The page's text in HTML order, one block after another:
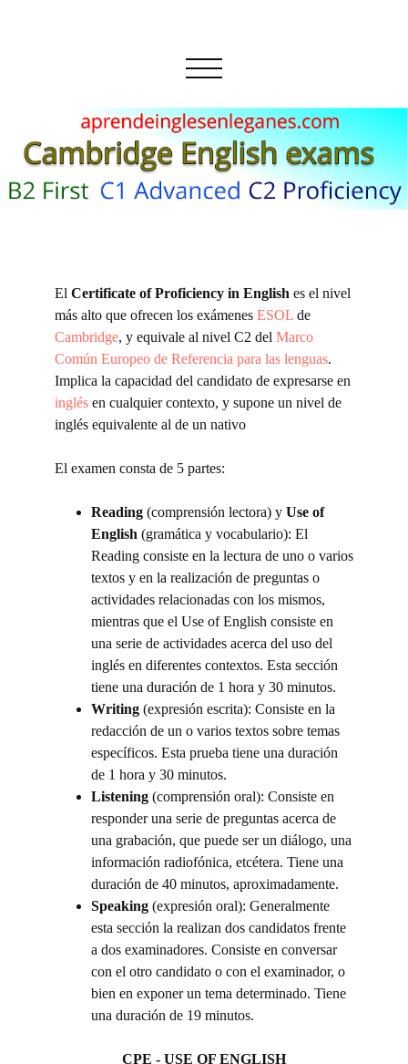
El Certificate of Proficiency in English es el nivel
más alto que ofrecen los exámenes ESOL de
Cambridge, y equivale al nivel C2 del Marco
Común Europeo de Referencia para las lenguas.
Implica la capacidad del candidato de expresarse en
inglés en cualquier contexto, y supone un nivel de
inglés equivalente al de un nativo
El examen consta de 5 partes:
Reading (comprensión lectora) y Use of
English (gramática y vocabulario): El
Reading consiste en la lectura de uno o varios
textos y en la realización de preguntas o
actividades relacionadas con los mismos,
mientras que el Use of English consiste en
una serie de actividades acerca del uso del
inglés en diferentes contextos. Esta sección
tiene una duración de 1 hora y 30 minutos.
Writing (expresión escrita): Consiste en la
redacción de un o varios textos sobre temas
específicos. Esta prueba tiene una duración
de 1 hora y 30 minutos.
Listening (comprensión oral): Consiste en
responder una serie de preguntas acerca de
una grabación, que puede ser un diálogo, una
información radiofónica, etcétera. Tiene una
duración de 40 minutos, aproximadamente.
Speaking (expresión oral): Generalmente
esta sección la realizan dos candidatos frente
a dos examinadores. Consiste en conversar
con el otro candidato o con el examinador, o
bien en exponer un tema determinado. Tiene
una duración de 19 minutos.
CPE - USE OF ENGLISH